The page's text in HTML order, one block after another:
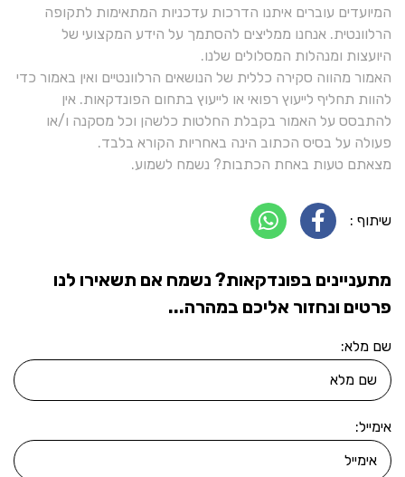
המיועדים עוברים איתנו הדרכות עדכניות המתאימות לתקופה
הרלוונטית. אנחנו ממליצים להסתמך על הידע המקצועי של
היועצות ומנהלות המסלולים שלנו.
האמור מהווה סקירה כללית של הנושאים הרלוונטיים ואין באמור כדי
להוות תחליף לייעוץ רפואי או לייעוץ בתחום הפונדקאות. אין
להתבסס על האמור בקבלת החלטות כלשהן וכל מסקנה ו/או
פעולה על בסיס הכתוב הינה באחריות הקורא בלבד.
מצאתם טעות באחת הכתבות? נשמח לשמוע.
שיתוף :
מתעניינים בפונדקאות? נשמח אם תשאירו לנו
פרטים ונחזור אליכם במהרה...
שם מלא:
אימייל: